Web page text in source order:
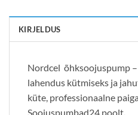
KIRJELDUS
Nordcel õhksoojuspump
lahendus kütmiseks ja
küte, professionaalne
Soojuspumbad24 poolt.